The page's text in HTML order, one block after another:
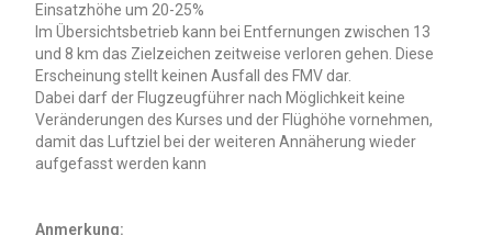
Einsatzhöhe um 20-25%
Im Übersichtsbetrieb kann bei Entfernungen zwischen 13
und 8 km das Zielzeichen zeitweise verloren gehen. Diese
Erscheinung stellt keinen Ausfall des FMV dar.
Dabei darf der Flugzeugführer nach Möglichkeit keine
Veränderungen des Kurses und der Flüghöhe vornehmen,
damit das Luftziel bei der weiteren Annäherung wieder
aufgefasst werden kann
Anmerkung: